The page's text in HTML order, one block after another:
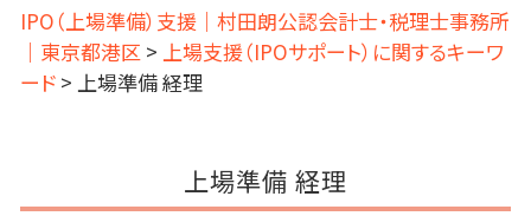
IPO（上場準備）支援｜村田朗公認会計士・税理士事務所
｜東京都港区 > 上場支援（IPOサポート）に関するキーワ
ード > 上場準備 経理
上場準備 経理